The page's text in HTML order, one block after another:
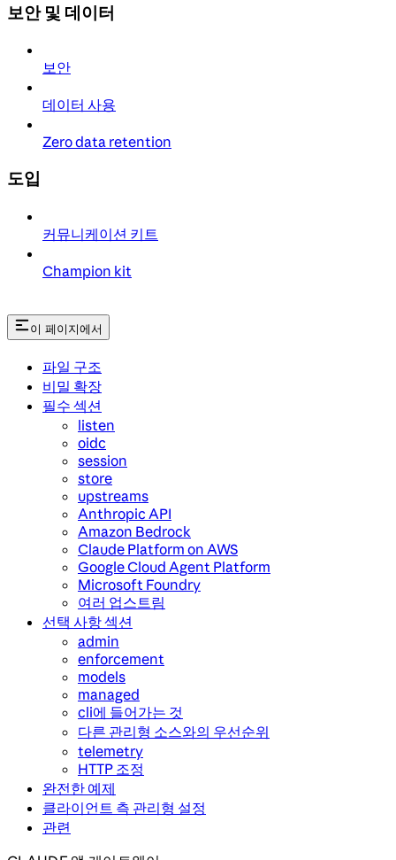
보안 및 데이터
보안
데이터 사용
Zero data retention
도입
커뮤니케이션 키트
Champion kit
이 페이지에서
파일 구조
비밀 확장
필수 섹션
listen
oidc
session
store
upstreams
Anthropic API
Amazon Bedrock
Claude Platform on AWS
Google Cloud Agent Platform
Microsoft Foundry
여러 업스트림
선택 사항 섹션
admin
enforcement
models
managed
cli에 들어가는 것
다른 관리형 소스와의 우선순위
telemetry
HTTP 조정
완전한 예제
클라이언트 측 관리형 설정
관련